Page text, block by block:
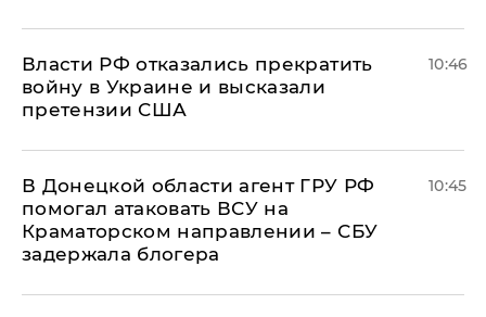
Власти РФ отказались прекратить
войну в Украине и высказали
претензии США
10:46
В Донецкой области агент ГРУ РФ
помогал атаковать ВСУ на
Краматорском направлении – СБУ
задержала блогера
10:45